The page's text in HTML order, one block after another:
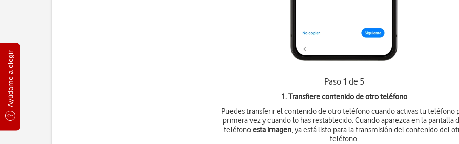
Ayúdame a elegir Paso 1 de 5
1. Transfiere contenido de otro teléfono
Puedes transferir el contenido de otro teléfono cuando activas tu teléfono
primera vez y cuando lo has restablecido. Cuando aparezca en la pantalla
teléfonoesta imagen, ya está listo para la transmisión del contenido del
teléfono.